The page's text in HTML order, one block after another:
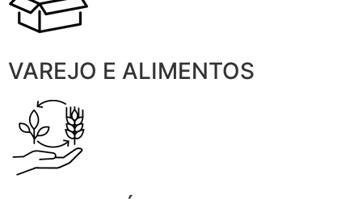
VAREJO E ALIMENTOS